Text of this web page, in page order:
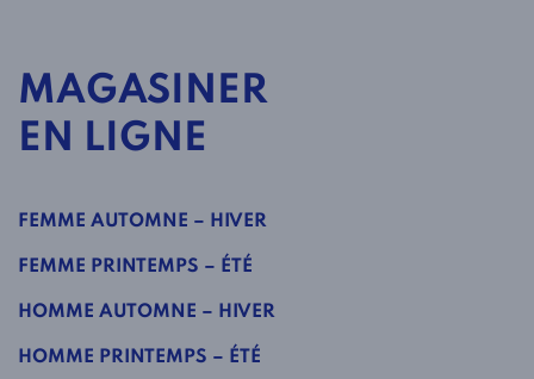
MAGASINER
EN LIGNE
FEMME AUTOMNE – HIVER
FEMME PRINTEMPS – ÉTÉ
HOMME AUTOMNE – HIVER
HOMME PRINTEMPS – ÉTÉ